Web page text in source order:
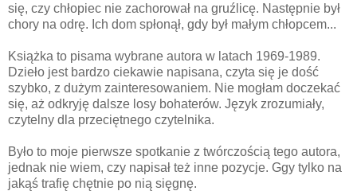
się, czy chłopiec nie zachorował na gruźlicę. Następnie był
chory na odrę. Ich dom spłonął, gdy był małym chłopcem...
Książka to pisama wybrane autora w latach 1969-1989.
Dzieło jest bardzo ciekawie napisana, czyta się je dość
szybko, z dużym zainteresowaniem. Nie mogłam doczekać
się, aż odkryję dalsze losy bohaterów. Język zrozumiały,
czytelny dla przeciętnego czytelnika.
Było to moje pierwsze spotkanie z twórczością tego autora,
jednak nie wiem, czy napisał też inne pozycje. Ggy tylko na
jakąś trafię chętnie po nią sięgnę.